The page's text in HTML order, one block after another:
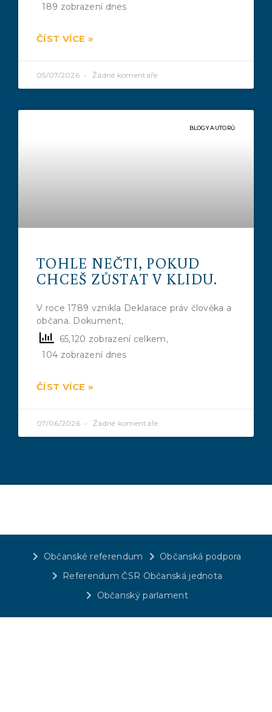
189 zobrazení dnes
ČÍST VÍCE »
05/07/2026 Žádné komentáře
BLOGY AUTORŮ
TOHLE NEČTI, POKUD
CHCEŠ ZŮSTAT V KLIDU.
V roce 1789 vznikla Deklarace práv člověka a
občana. Dokument,
65,120 zobrazení celkem,
104 zobrazení dnes
ČÍST VÍCE »
07/06/2026 Žádné komentáře
Občanské referendum
Občanská podpora
Referendum ČSR Občanská jednota
Občanský parlament